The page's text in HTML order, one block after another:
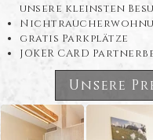
unsere kleinsten
gratis Parkplätze
JOKER CARD
Unsere